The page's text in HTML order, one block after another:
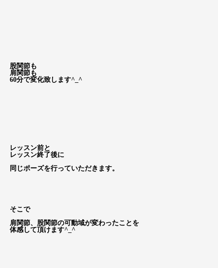
股関節も
肩関節も
60分で変化致します^_^
レッスン前と
レッスン終了後に
同じポーズを行っていただきます。
そこで
肩関節、股関節の可動域が変わったことを
体感して頂けます^_^